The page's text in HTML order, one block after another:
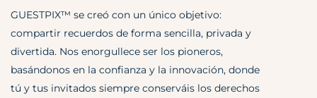
GUESTPIX™ se creó con un único objetivo:
compartir recuerdos de forma sencilla, privada y
divertida. Nos enorgullece ser los pioneros,
basándonos en la confianza y la innovación, donde
tú y tus invitados siempre conserváis los derechos